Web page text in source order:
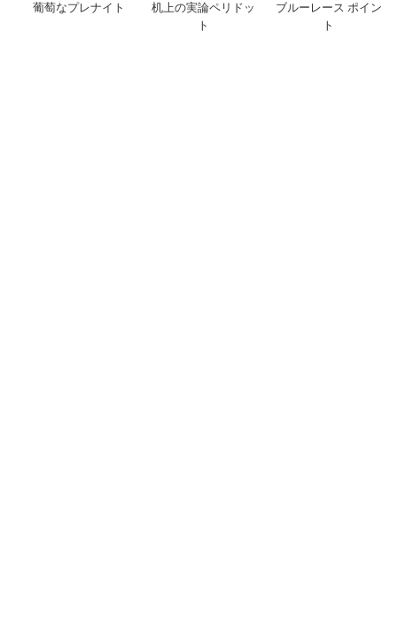
葡萄なプレナイト
机上の実論ペリドッ
ト
ブルーレース ポイン
ト